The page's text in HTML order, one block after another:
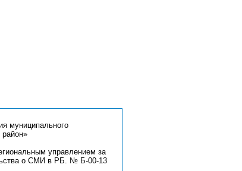
муниципального
район»
управлением за
о СМИ в РБ. № Б-00-13